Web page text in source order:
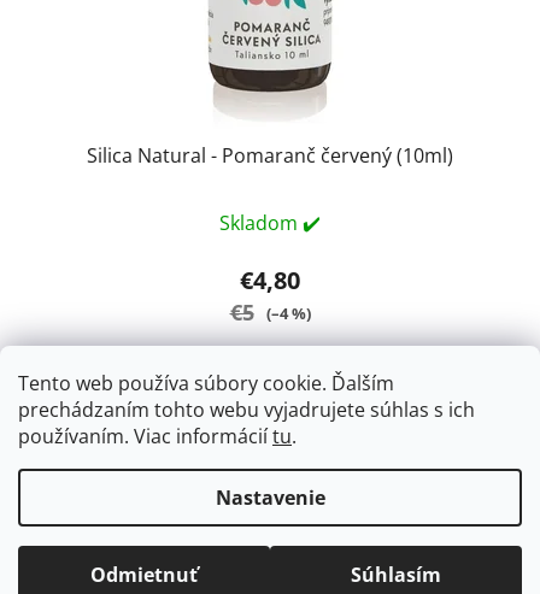
Tento web používa súbory cookie. Ďalším
prechádzaním tohto webu vyjadrujete súhlas s ich
používaním. Viac informáciítu.
Nastavenie
Odmietnuť Súhlasím
TIP : Pridávaním ďalších položiek do objednávky sa automaticky
Silica Natural - Pomaranč červený (10ml)
Skladom ✔️
€4,80
€5 (–4 %)
DO KOŠÍKA
Vytvoril Shoptet
Copyright 2026
. Všetky práva